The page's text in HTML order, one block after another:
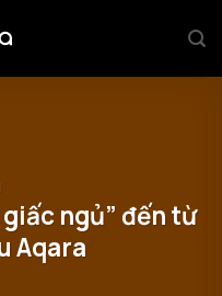
ngủ” đến từ
Aqara